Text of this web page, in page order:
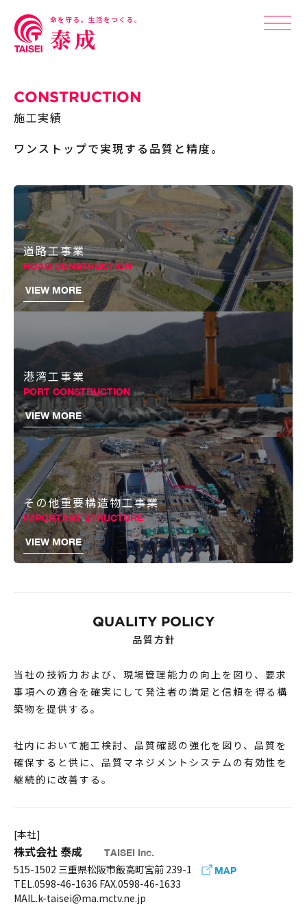
CONSTRUCTION
施工実績
ワンストップで実現する品質と精度。
道路工事業
ROAD CONSTRUCTION
VIEW MORE
港湾工事業
PORT CONSTRUCTION
VIEW MORE
その他重要構造物工事業
IMPORTANT STRUCTURE
VIEW MORE
QUALITY POLICY
品質方針
当社の技術力および、現場管理能力の向上を図り、要求
事項への適合を確実にして発注者の満足と信頼を得る構
築物を提供する。
社内において施工検討、品質確認の強化を図り、品質を
確保すると供に、品質マネジメントシステムの有効性を
継続的に改善する。
[本社]
株式会社 泰成 TAISEI Inc.
515-1502 三重県松阪市飯高町宮前 239-1 MAP
TEL.0598-46-1636 FAX.0598-46-1633
MAIL.k-taisei@ma.mctv.ne.jp